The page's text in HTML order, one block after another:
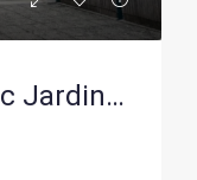
Appartement F4 avec Jardin, Box et Parking à La Ferté Alais – Opportunité à Ne Pas Manquer